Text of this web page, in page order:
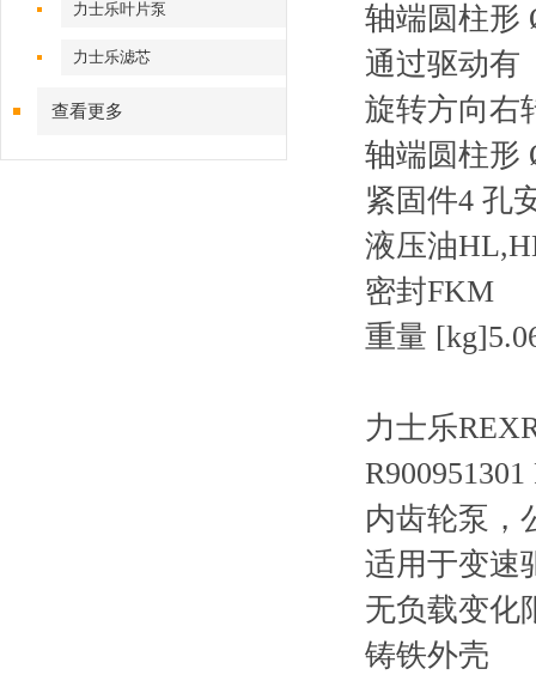
力士乐叶片泵
力士乐滤芯
查看更多
轴端圆柱形
通过驱动有
旋转方向右
轴端圆柱形
紧固件4 孔
液压油
密封FKM
重量
力士乐
内齿轮泵，
适用于变速
无负载变化
铸铁外壳